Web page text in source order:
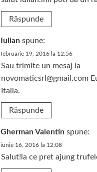
Răspunde
Iulian spune:
februarie 19, 2016 la 12:56
Sau trimite un mesaj la
novomaticsrl@gmail.com
Italia.
Răspunde
Gherman Valentin spune:
iunie 16, 2016 la 12:08
Salut!la ce pret ajung